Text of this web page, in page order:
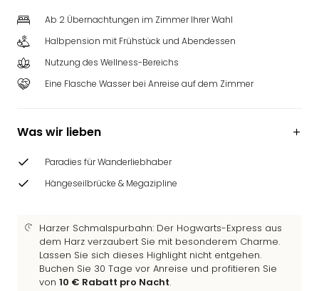
Ab 2 Übernachtungen im Zimmer Ihrer Wahl
Halbpension mit Frühstück und Abendessen
Nutzung des Wellness-Bereichs
Eine Flasche Wasser bei Anreise auf dem Zimmer
Was wir lieben
Paradies für Wanderliebhaber
Hängeseilbrücke & Megazipline
Harzer Schmalspurbahn: Der Hogwarts-Express aus
dem Harz verzaubert Sie mit besonderem Charme.
Lassen Sie sich dieses Highlight nicht entgehen.
Buchen Sie 30 Tage vor Anreise und profitieren Sie
von 10 € Rabatt pro Nacht.